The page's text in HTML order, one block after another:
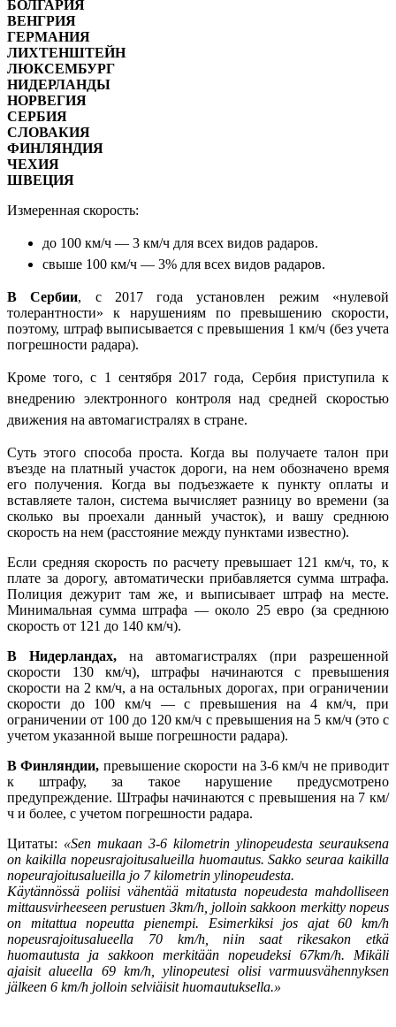
БОЛГАРИЯ
ВЕНГРИЯ
ГЕРМАНИЯ
ЛИХТЕНШТЕЙН
ЛЮКСЕМБУРГ
НИДЕРЛАНДЫ
НОРВЕГИЯ
СЕРБИЯ
СЛОВАКИЯ
ФИНЛЯНДИЯ
ЧЕХИЯ
ШВЕЦИЯ
Измеренная скорость:
до 100 км/ч — 3 км/ч для всех видов радаров.
свыше 100 км/ч — 3% для всех видов радаров.
В Сербии, с 2017 года установлен режим «нулевой
толерантности» к нарушениям по превышению скорости,
поэтому, штраф выписывается с превышения 1 км/ч (без учета
погрешности радара).
Кроме того, с 1 сентября 2017 года, Сербия приступила к
внедрению электронного контроля над средней скоростью
движения на автомагистралях в стране.
Суть этого способа проста. Когда вы получаете талон при
въезде на платный участок дороги, на нем обозначено время
его получения. Когда вы подъезжаете к пункту оплаты и
вставляете талон, система вычисляет разницу во времени (за
сколько вы проехали данный участок), и вашу среднюю
скорость на нем (расстояние между пунктами известно).
Если средняя скорость по расчету превышает 121 км/ч, то, к
плате за дорогу, автоматически прибавляется сумма штрафа.
Полиция дежурит там же, и выписывает штраф на месте.
Минимальная сумма штрафа — около 25 евро (за среднюю
скорость от 121 до 140 км/ч).
В Нидерландах, на автомагистралях (при разрешенной
скорости 130 км/ч), штрафы начинаются с превышения
скорости на 2 км/ч, а на остальных дорогах, при ограничении
скорости до 100 км/ч — с превышения на 4 км/ч, при
ограничении от 100 до 120 км/ч с превышения на 5 км/ч (это с
учетом указанной выше погрешности радара).
В Финляндии, превышение скорости на 3-6 км/ч не приводит
к штрафу, за такое нарушение предусмотрено
предупреждение. Штрафы начинаются с превышения на 7 км/
ч и более, с учетом погрешности радара.
Цитаты: «Sen mukaan 3-6 kilometrin ylinopeudesta seurauksena
on kaikilla nopeusrajoitusalueilla huomautus. Sakko seuraa kaikilla
nopeurajoitusalueilla jo 7 kilometrin ylinopeudesta.
Käytännössä poliisi vähentää mitatusta nopeudesta mahdolliseen
mittausvirheeseen perustuen 3km/h, jolloin sakkoon merkitty nopeus
on mitattua nopeutta pienempi. Esimerkiksi jos ajat 60 km/h
nopeusrajoitusalueella 70 km/h, niin saat rikesakon etkä
huomautusta ja sakkoon merkitään nopeudeksi 67km/h. Mikäli
ajaisit alueella 69 km/h, ylinopeutesi olisi varmuusvähennyksen
jälkeen 6 km/h jolloin selviäisit huomautuksella.»